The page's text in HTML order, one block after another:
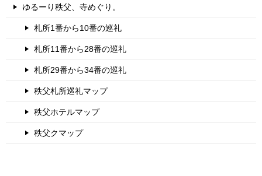
ゆるーり秩父、寺めぐり。
札所1番から10番の巡礼
札所11番から28番の巡礼
札所29番から34番の巡礼
秩父札所巡礼マップ
秩父ホテルマップ
秩父クマップ